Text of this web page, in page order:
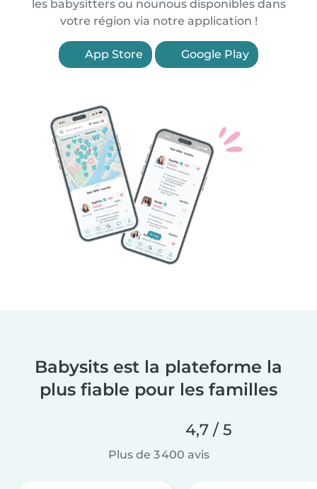
les babysitters ou nounous disponibles dans
votre région via notre application !
App Store Google Play
Babysits est la plateforme la
plus fiable pour les familles
4,7 / 5
Plus de 3 400 avis